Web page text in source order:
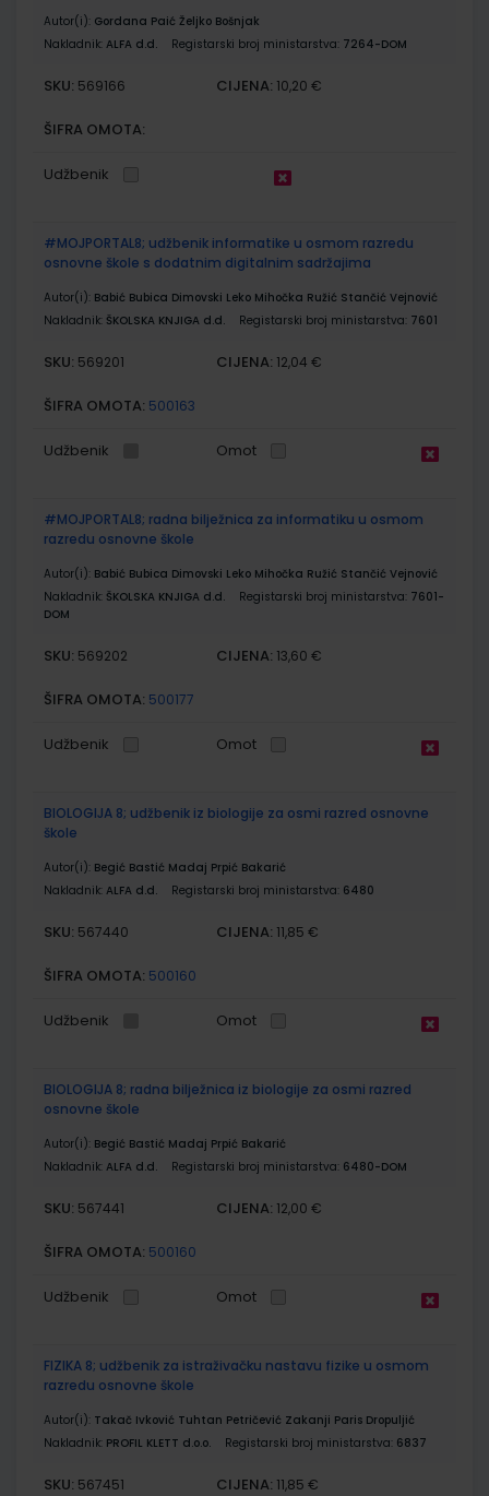
Autor(i): Gordana Paić Željko Bošnjak
Nakladnik: ALFA d.d. Registarski broj ministarstva: 7264-DOM
SKU: 569166 CIJENA: 10,20 €
ŠIFRA OMOTA:
Udžbenik
#MOJPORTAL8; udžbenik informatike u osmom razredu
osnovne škole s dodatnim digitalnim sadržajima
Autor(i): Babić Bubica Dimovski Leko Mihočka Ružić Stančić Vejnović
Nakladnik: ŠKOLSKA KNJIGA d.d. Registarski broj ministarstva: 7601
SKU: 569201 CIJENA: 12,04 €
ŠIFRA OMOTA: 500163
Udžbenik Omot
#MOJPORTAL8; radna bilježnica za informatiku u osmom
razredu osnovne škole
Autor(i): Babić Bubica Dimovski Leko Mihočka Ružić Stančić Vejnović
Nakladnik: ŠKOLSKA KNJIGA d.d. Registarski broj ministarstva: 7601-
DOM
SKU: 569202 CIJENA: 13,60 €
ŠIFRA OMOTA: 500177
Udžbenik Omot
BIOLOGIJA 8; udžbenik iz biologije za osmi razred osnovne
škole
Autor(i): Begić Bastić Madaj Prpić Bakarić
Nakladnik: ALFA d.d. Registarski broj ministarstva: 6480
SKU: 567440 CIJENA: 11,85 €
ŠIFRA OMOTA: 500160
Udžbenik Omot
BIOLOGIJA 8; radna bilježnica iz biologije za osmi razred
osnovne škole
Autor(i): Begić Bastić Madaj Prpić Bakarić
Nakladnik: ALFA d.d. Registarski broj ministarstva: 6480-DOM
SKU: 567441 CIJENA: 12,00 €
ŠIFRA OMOTA: 500160
Udžbenik Omot
FIZIKA 8; udžbenik za istraživačku nastavu fizike u osmom
razredu osnovne škole
Autor(i): Takač Ivković Tuhtan Petričević Zakanji Paris Dropuljić
Nakladnik: PROFIL KLETT d.o.o. Registarski broj ministarstva: 6837
SKU: 567451 CIJENA: 11,85 €